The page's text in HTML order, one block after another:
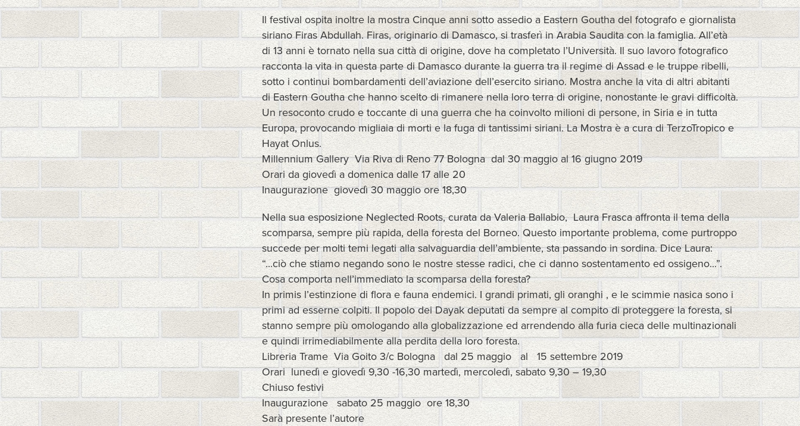
Il festival ospita inoltre la mostra Cinque anni sotto assedio a Eastern Goutha del fotografo e giornalista
siriano Firas Abdullah. Firas, originario di Damasco, si trasferì in Arabia Saudita con la famiglia. All’età
di 13 anni è tornato nella sua città di origine, dove ha completato l’Università. Il suo lavoro fotografico
racconta la vita in questa parte di Damasco durante la guerra tra il regime di Assad e le truppe ribelli,
sotto i continui bombardamenti dell’aviazione dell’esercito siriano. Mostra anche la vita di altri abitanti
di Eastern Goutha che hanno scelto di rimanere nella loro terra di origine, nonostante le gravi difficoltà.
Un resoconto crudo e toccante di una guerra che ha coinvolto milioni di persone, in Siria e in tutta
Europa, provocando migliaia di morti e la fuga di tantissimi siriani. La Mostra è a cura di TerzoTropico e
Hayat Onlus.
Millennium Gallery Via Riva di Reno 77 Bologna dal 30 maggio al 16 giugno 2019
Orari da giovedì a domenica dalle 17 alle 20
Inaugurazione giovedì 30 maggio ore 18,30
Nella sua esposizione Neglected Roots, curata da Valeria Ballabio, Laura Frasca affronta il tema della
scomparsa, sempre più rapida, della foresta del Borneo. Questo importante problema, come purtroppo
succede per molti temi legati alla salvaguardia dell’ambiente, sta passando in sordina. Dice Laura:
“...ciò che stiamo negando sono le nostre stesse radici, che ci danno sostentamento ed ossigeno...”.
Cosa comporta nell’immediato la scomparsa della foresta?
In primis l’estinzione di flora e fauna endemici. I grandi primati, gli oranghi , e le scimmie nasica sono i
primi ad esserne colpiti. Il popolo dei Dayak deputati da sempre al compito di proteggere la foresta, si
stanno sempre più omologando alla globalizzazione ed arrendendo alla furia cieca delle multinazionali
e quindi irrimediabilmente alla perdita della loro foresta.
Libreria Trame Via Goito 3/c Bologna dal 25 maggio al 15 settembre 2019
Orari lunedì e giovedì 9,30 -16,30 martedì, mercoledì, sabato 9,30 – 19,30
Chiuso festivi
Inaugurazione sabato 25 maggio ore 18,30
Sarà presente l’autore